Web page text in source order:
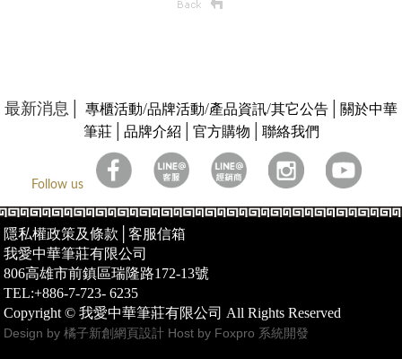
最新消息│ 專櫃活動/品牌活動/產品資訊/其它公告
關於中華
筆莊│ 品牌介紹 官方購物 聯絡我們
Follow us
隱私權政策及條款 │客服信箱
我愛中華筆莊有限公司
806高雄市前鎮區瑞隆路172-13號
TEL:+886-7-723- 6235
Copyright © 我愛中華筆莊有限公司 All Rights Reserved
Design by 橘子新創網頁設計 Host by Foxpro 系統開發